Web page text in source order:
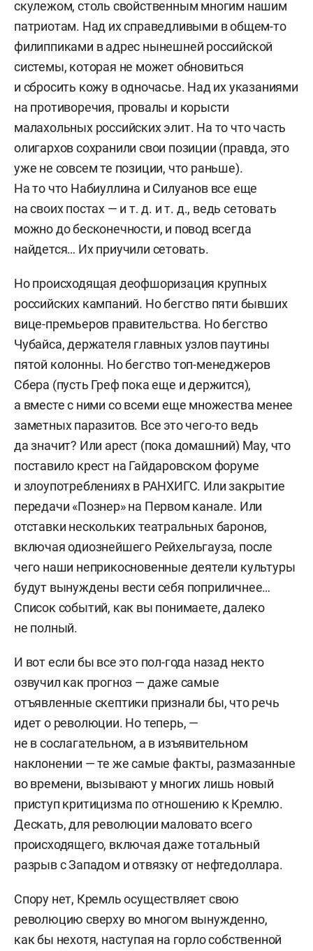
скулежом, столь свойственным многим нашим
патриотам. Над их справедливыми в общем-то
филиппиками в адрес нынешней российской
системы, которая не может обновиться
и сбросить кожу в одночасье. Над их указаниями
на противоречия, провалы и корысти
малахольных российских элит. На то что часть
олигархов сохранили свои позиции (правда, это
уже не совсем те позиции, что раньше).
На то что Набиуллина и Силуанов все еще
на своих постах — и т. д. и т. д., ведь сетовать
можно до бесконечности, и повод всегда
найдется… Их приучили сетовать.
Но происходящая деофшоризация крупных
российских кампаний. Но бегство пяти бывших
вице-премьеров правительства. Но бегство
Чубайса, держателя главных узлов паутины
пятой колонны. Но бегство топ-менеджеров
Сбера (пусть Греф пока еще и держится),
а вместе с ними со всеми еще множества менее
заметных паразитов. Все это чего-то ведь
да значит? Или арест (пока домашний) Мау, что
поставило крест на Гайдаровском форуме
и злоупотреблениях в РАНХИГС. Или закрытие
передачи «Познер» на Первом канале. Или
отставки нескольких театральных баронов,
включая одиознейшего Рейхельгауза, после
чего наши неприкосновенные деятели культуры
будут вынуждены вести себя поприличнее…
Список событий, как вы понимаете, далеко
не полный.
И вот если бы все это пол-года назад некто
озвучил как прогноз — даже самые
отъявленные скептики признали бы, что речь
идет о революции. Но теперь, —
не в сослагательном, а в изъявительном
наклонении — те же самые факты, размазанные
во времени, вызывают у многих лишь новый
приступ критицизма по отношению к Кремлю.
Дескать, для революции маловато всего
происходящего, включая даже тотальный
разрыв с Западом и отвязку от нефтедоллара.
Спору нет, Кремль осуществляет свою
революцию сверху во многом вынужденно,
как бы нехотя, наступая на горло собственной